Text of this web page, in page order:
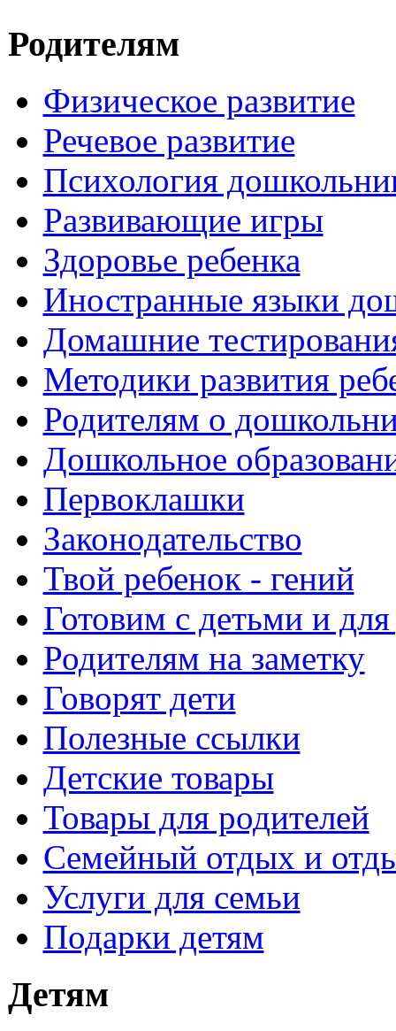
Родителям
Физическое развитие
Речевое развитие
Психология
Развивающие игры
Здоровье ребенка
Иностранные языки
Домашние
Методики развития
Родителям о
Дошкольное
Первоклашки
Законодательство
Твой ребенок - гений
Готовим с детьми и для
Родителям на заметку
Говорят дети
Полезные ссылки
Детские товары
Товары для родителей
Семейный отдых и
Услуги для семьи
Подарки детям
Детям